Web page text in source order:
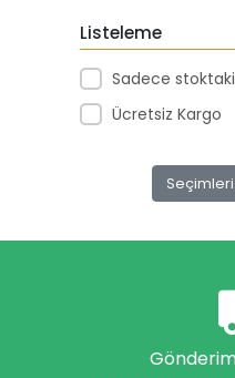
Agt
Aıhao
Akademi Denizi
Akçağ Yayınları
Alfa Yayınları
Listeleme
Sadece
Ücretsiz Kargo